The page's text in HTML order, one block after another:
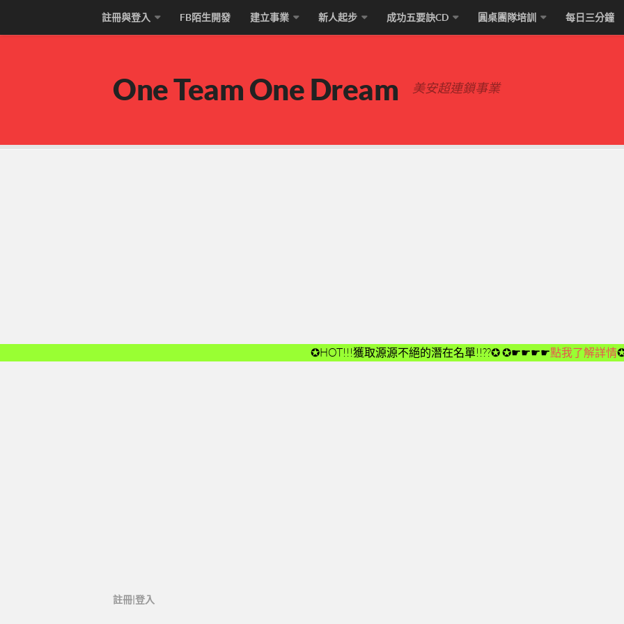
註冊與登入 FB陌生開發 建立事業 新人起步 成功五要訣CD 圓桌團隊培訓 每日三分鐘
One Team One Dream 美安超連鎖事業
✪HOT!!!獲取源源不絕的潛在名單!!??✪✪☛☛☛☛點我了解詳情
註冊|登入